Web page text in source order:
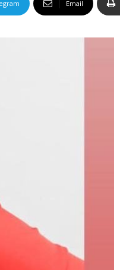
Email